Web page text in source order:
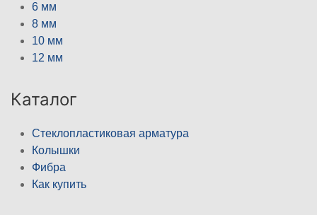
6 мм
8 мм
10 мм
12 мм
Каталог
Стеклопластиковая арматура
Колышки
Фибра
Как купить